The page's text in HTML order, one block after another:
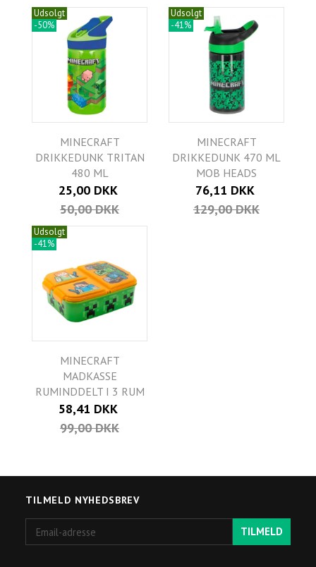
Udsolgt
-50%
MINECRAFT
DRIKKEDUNK TRITAN
480 ML
25,00 DKK
50,00 DKK
Udsolgt
-41%
MINECRAFT
DRIKKEDUNK 470 ML
MOB HEADS
76,11 DKK
129,00 DKK
Udsolgt
-41%
MINECRAFT
MADKASSE
RUMINDDELT I 3 RUM
58,41 DKK
99,00 DKK
TILMELD NYHEDSBREV
adresse
TILMELD